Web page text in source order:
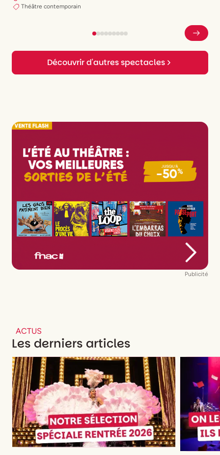
Théâtre contemporain
Découvrir d'autres spectacles
Publicité
ACTUS
Les derniers articles